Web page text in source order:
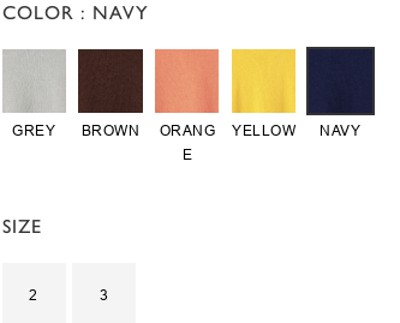
COLOR : NAVY
GREY BROWN
ORANG
E
YELLOW NAVY
SIZE
2 3